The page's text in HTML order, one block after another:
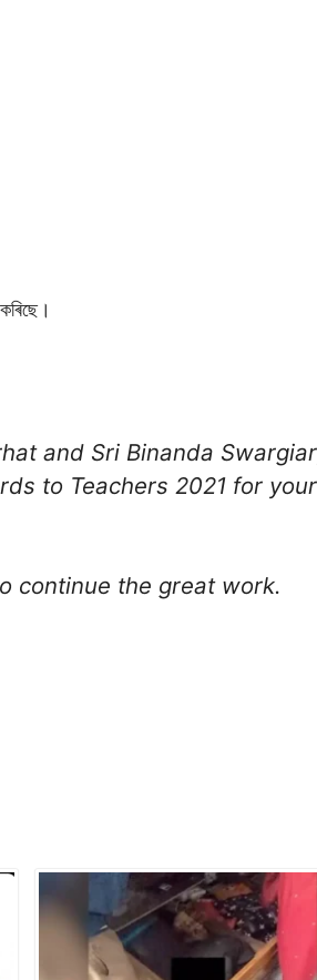
and Sri Binanda
to Teachers 2021 for your
continue the great work.